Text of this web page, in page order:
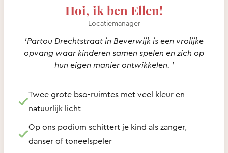
Hoi, ik ben Ellen!
Locatiemanager
'Partou Drechtstraat in Beverwijk is een vrolijke
opvang waar kinderen samen spelen en zich op
hun eigen manier ontwikkelen. '
Twee grote bso-ruimtes met veel kleur en
natuurlijk licht
Op ons podium schittert je kind als zanger,
danser of toneelspeler